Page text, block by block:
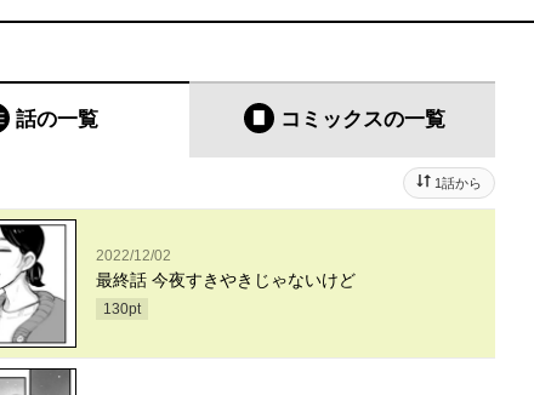
話の一覧 コミックスの一覧
1話から
2022/12/02
最終話 今夜すきやきじゃないけど
130pt